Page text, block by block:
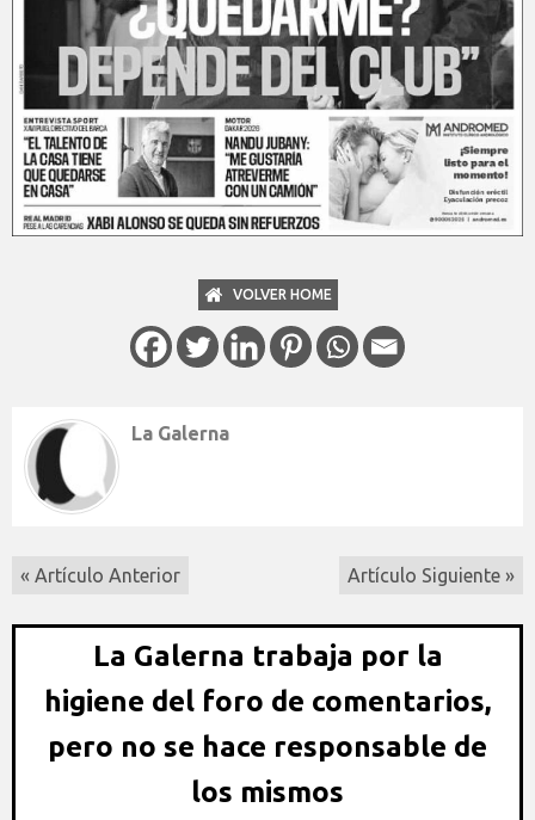
VOLVER HOME
La Galerna
« Artículo Anterior Artículo Siguiente »
La Galerna trabaja por la
higiene del foro de comentarios,
pero no se hace responsable de
los mismos